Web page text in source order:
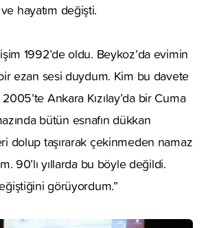
hayatım değişti.
1992’de oldu. Beykoz’da evimin
ezan sesi duydum. Kim bu davete
Ankara Kızılay’da bir Cuma
bütün esnafın dükkan
dolup taşırarak çekinmeden namaz
90’lı yıllarda bu böyle değildi.
görüyordum.”